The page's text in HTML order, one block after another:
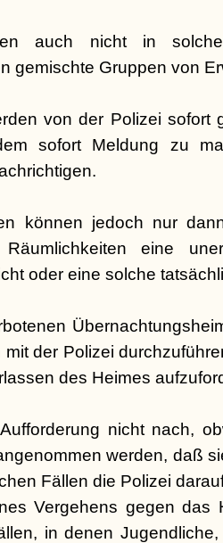
auch nicht in
gemischte Gruppen von
von der Polizei sofort
sofort Meldung zu
können jedoch nur
eine
oder eine solche
der Polizei
des Heimes
nicht nach,
werden, daß
Fällen die Polizei
Vergehens gegen das
in denen